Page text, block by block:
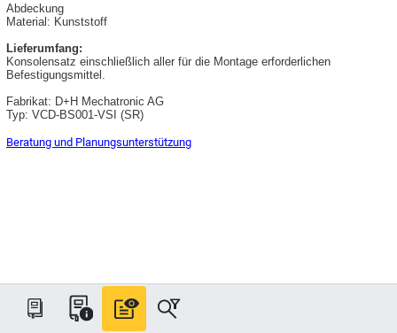
Abdeckung
Material: Kunststoff
Lieferumfang:
Konsolensatz einschließlich aller für die Montage erforderlichen
Befestigungsmittel.
Fabrikat: D+H Mechatronic AG
Typ: VCD-BS001-VSI (SR)
Beratung und Planungsunterstützung